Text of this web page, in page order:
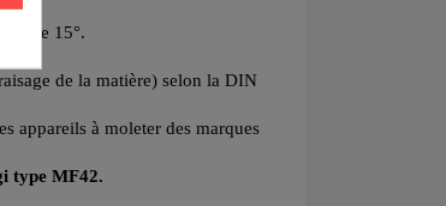
de 15°.
de la matière) selon la DIN
appareils à moleter des marques
type MF42.